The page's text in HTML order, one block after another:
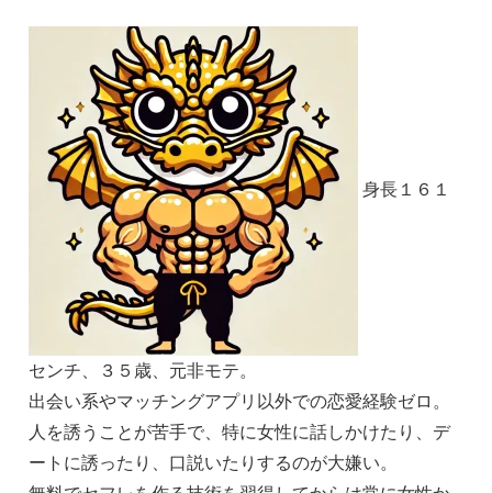
身長１６１
センチ、３５歳、元非モテ。
出会い系やマッチングアプリ以外での恋愛経験ゼロ。
人を誘うことが苦手で、特に女性に話しかけたり、デ
ートに誘ったり、口説いたりするのが大嫌い。